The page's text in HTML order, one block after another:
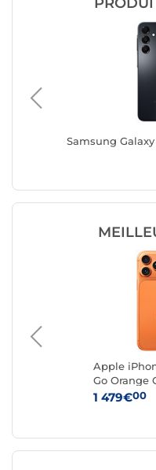
Samsung Galaxy
Apple
Go Orange
1 479€00